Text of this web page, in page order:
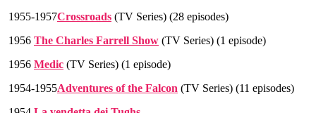
1955-1957Crossroads (TV Series) (28 episodes)
1956 The Charles Farrell Show (TV Series) (1 episode)
1956 Medic (TV Series) (1 episode)
1954-1955Adventures of the Falcon (TV Series) (11 episodes)